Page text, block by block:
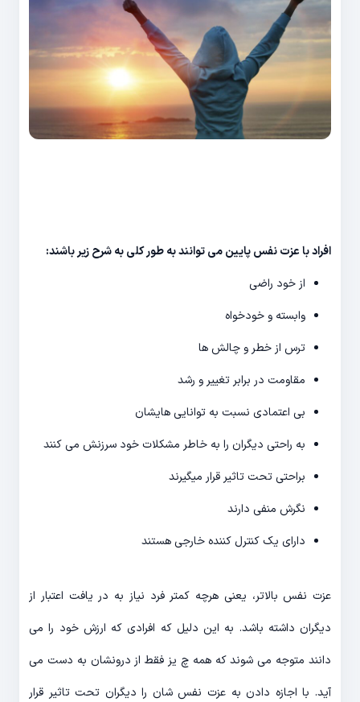
افراد با عزت نفس پایین می توانند به طور کلی به شرح زیر باشند:
از خود راضی
وابسته و خودخواه
ترس از خطر و چالش ها
مقاومت در برابر تغییر و رشد
بی اعتمادی نسبت به توانایی هایشان
به راحتی دیگران را به خاطر مشکلات خود سرزنش می کنند
براحتی تحت تاثیر قرار میگیرند
نگرش منفی دارند
دارای یک کنترل کننده خارجی هستند
عزت نفس بالاتر، یعنی هرچه کمتر فرد نیاز به در یافت اعتبار از
دیگران داشته باشد. به این دلیل که افرادی که ارزش خود را می
دانند متوجه می شوند که همه چ یز فقط از درونشان به دست می
آید. با اجازه دادن به عزت نفس شان را دیگران تحت تاثیر قرار